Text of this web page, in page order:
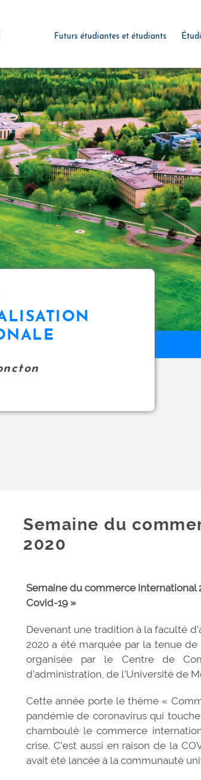
Futurs étudiantes et étudiants
Semaine du
2020
Semaine du commerce international
Covid-19 »
Devenant une tradition à la faculté
2020 a été marquée par la tenue
organisée par le Centre de
d’administration, de l’Université de
Cette année porte le thème «
pandémie de coronavirus qui
chamboulé le commerce
crise. C’est aussi en raison de la
avait été lancée à la communauté